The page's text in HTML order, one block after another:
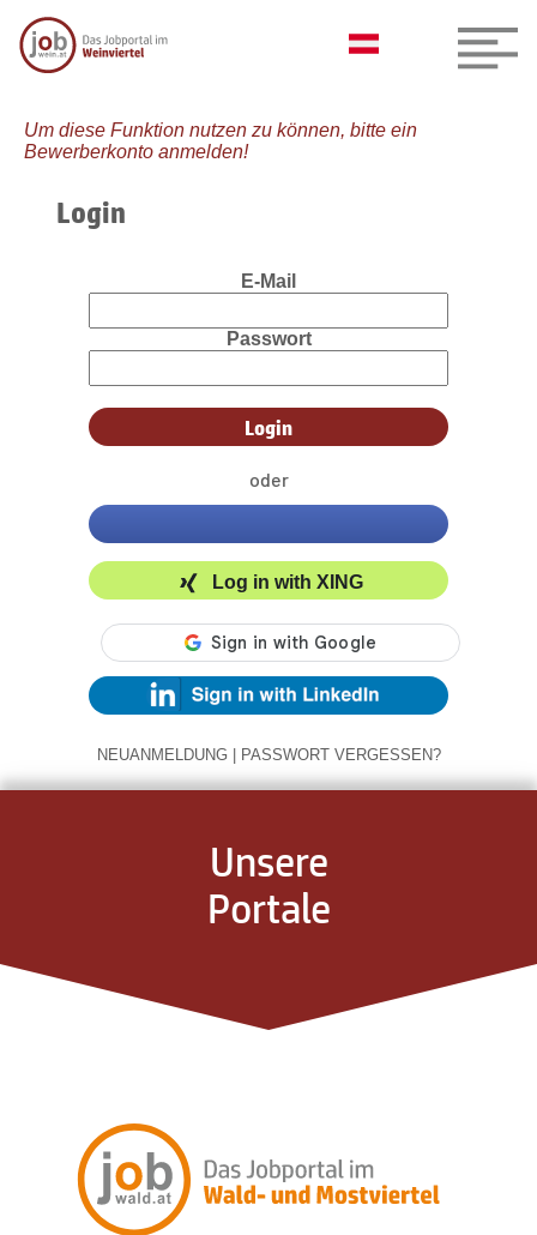
Um diese Funktion nutzen zu können, bitte ein
Bewerberkonto anmelden!
Login
E-Mail
Passwort
oder
Log in with XING
NEUANMELDUNG | PASSWORT VERGESSEN?
Unsere
Portale